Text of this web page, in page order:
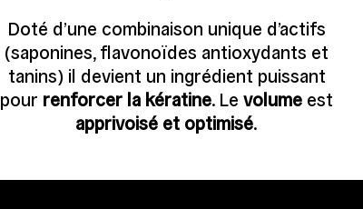
Doté d’une combinaison unique d’actifs
(saponines, flavonoïdes antioxydants et
tanins) il devient un ingrédient puissant
pour renforcer la kératine. Levolume est
apprivoisé et optimisé.